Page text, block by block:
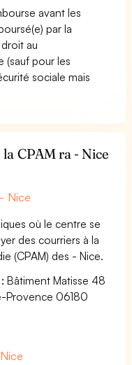
avant les
par la
au
(sauf pour les
sociale mais
CPAM ra - Nice
Nice
où le centre se
des courriers à la
(CPAM) des - Nice.
:Bâtiment Matisse 48
Provence 06180